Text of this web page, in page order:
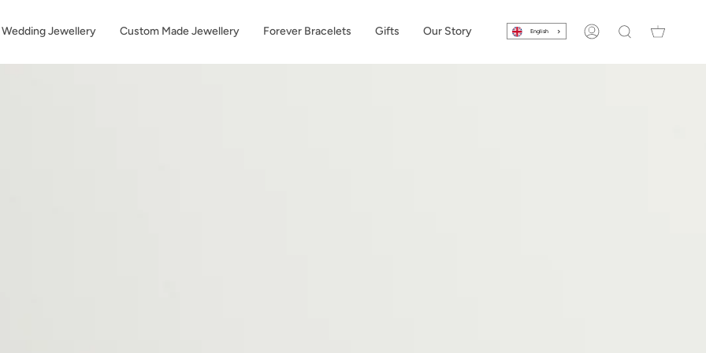
Wedding Jewellery Custom Made Jewellery Forever Bracelets Gifts Our Story English AccountSearch